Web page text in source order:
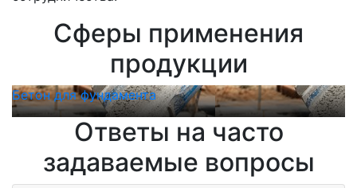
Сферы применения
продукции
Бетон для фундамента
Ответы на часто
задаваемые вопросы